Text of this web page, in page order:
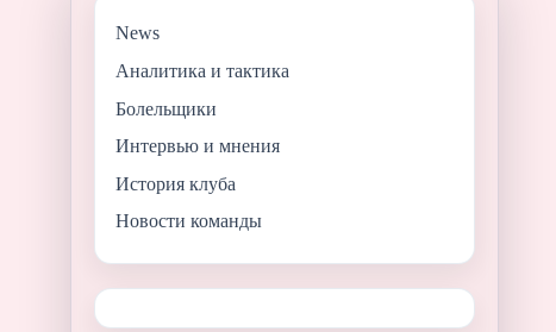
News
Аналитика и тактика
Болельщики
Интервью и мнения
История клуба
Новости команды